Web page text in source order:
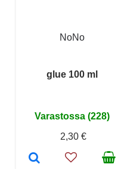
NoNo
glue 100 ml
Varastossa (228)
2,30 €